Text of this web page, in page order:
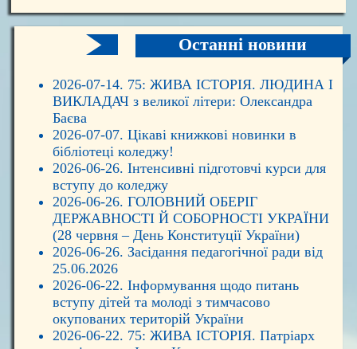
Останні новини
2026-07-14. 75: ЖИВА ІСТОРІЯ. ЛЮДИНА І
ВИКЛАДАЧ з великої літери: Олександра
Баєва
2026-07-07. Цікаві книжкові новинки в
бібліотеці коледжу!
2026-06-26. Інтенсивні підготовчі курси для
вступу до коледжу
2026-06-26. ГОЛОВНИЙ ОБЕРІГ
ДЕРЖАВНОСТІ Й СОБОРНОСТІ УКРАЇНИ
(28 червня – День Конституції України)
2026-06-26. Засідання педагогічної ради від
25.06.2026
2026-06-22. Інформування щодо питань
вступу дітей та молоді з тимчасово
окупованих територій України
2026-06-22. 75: ЖИВА ІСТОРІЯ. Патріарх